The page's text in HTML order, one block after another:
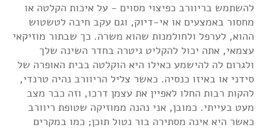
להשתמש בריוורב כפיצוי מסוים - על איכות הקלטה או
מחסור באמצעים או אי-דיוק, וגם עקב חיבה לטשטוש
ההוא, לערפל ולחולמנות שהוא משרה. כך שבתור מוזיקאי
עצמאי, אתה יכול להקליט גיטרה בחדר השינה שלך
ולגרום לה להישמע כאילו היא הוקלטה בבית האופרה של
סידני או באיזו כנסיה. כאשר צליל הריוורב נהיה טרנדי,
להקות רבות החלו לאפיין את עצמן דרכו, וזה כבר מצב
מעט בעייתי. כמובן, אני נהנה ממוזיקה שטופת ריוורב
כאשר היא אינה מסתירה בור נטול תוכן; כמו במקרים